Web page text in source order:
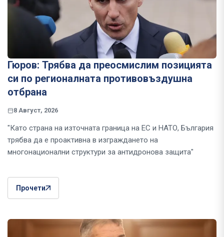
Гюров: Трябва да преосмислим позицията
си по регионалната противовъздушна
отбрана
8 Август, 2026
"Като страна на източната граница на ЕС и НАТО, България
трябва да е проактивна в изграждането на
многонационални структури за антидронова защита"
Прочети